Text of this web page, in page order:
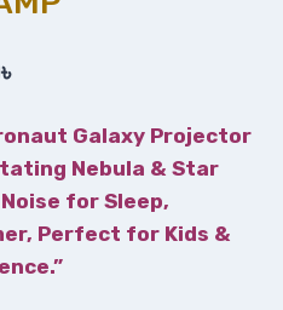
৳
Galaxy Projector
Nebula & Star
for Sleep,
Perfect for Kids &